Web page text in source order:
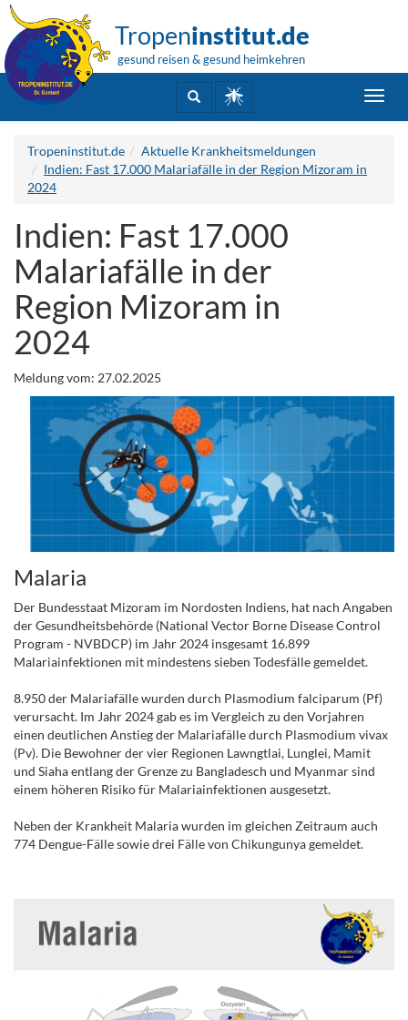
Tropeninstitut.de
gesund reisen & gesund heimkehren
Tropeninstitut.de
Aktuelle Krankheitsmeldungen
Indien: Fast 17.000 Malariafälle in der Region Mizoram in
2024
Indien: Fast 17.000
Malariafälle in der
Region Mizoram in
2024
Meldung vom: 27.02.2025
Malaria
Der Bundesstaat Mizoram im Nordosten Indiens, hat nach Angaben
der Gesundheitsbehörde (National Vector Borne Disease Control
Program - NVBDCP) im Jahr 2024 insgesamt 16.899
Malariainfektionen mit mindestens sieben Todesfälle gemeldet.
8.950 der Malariafälle wurden durch Plasmodium falciparum (Pf)
verursacht. Im Jahr 2024 gab es im Vergleich zu den Vorjahren
einen deutlichen Anstieg der Malariafälle durch Plasmodium vivax
(Pv). Die Bewohner der vier Regionen Lawngtlai, Lunglei, Mamit
und Siaha entlang der Grenze zu Bangladesch und Myanmar sind
einem höheren Risiko für Malariainfektionen ausgesetzt.
Neben der Krankheit Malaria wurden im gleichen Zeitraum auch
774 Dengue-Fälle sowie drei Fälle von Chikungunya gemeldet.